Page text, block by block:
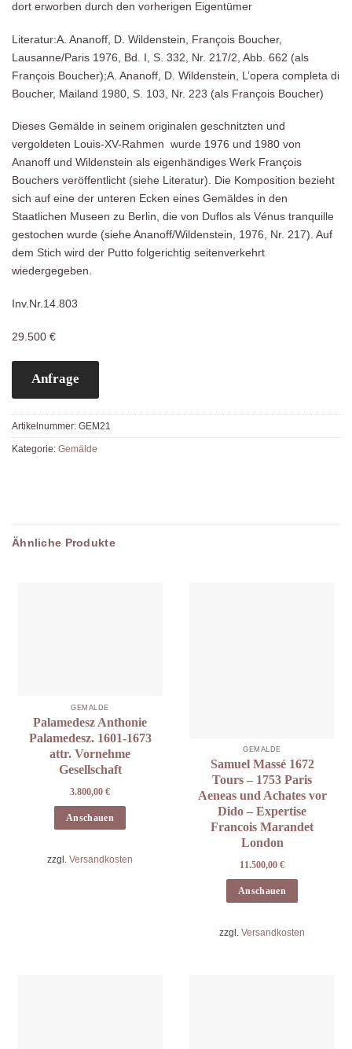
dort erworben durch den vorherigen Eigentümer
Literatur:A. Ananoff, D. Wildenstein, François Boucher,
Lausanne/Paris 1976, Bd. I, S. 332, Nr. 217/2, Abb. 662 (als
François Boucher);A. Ananoff, D. Wildenstein, L’opera completa di
Boucher, Mailand 1980, S. 103, Nr. 223 (als François Boucher)
Dieses Gemälde in seinem originalen geschnitzten und
vergoldeten Louis-XV-Rahmen wurde 1976 und 1980 von
Ananoff und Wildenstein als eigenhändiges Werk François
Bouchers veröffentlicht (siehe Literatur). Die Komposition bezieht
sich auf eine der unteren Ecken eines Gemäldes in den
Staatlichen Museen zu Berlin, die von Duflos als Vénus tranquille
gestochen wurde (siehe Ananoff/Wildenstein, 1976, Nr. 217). Auf
dem Stich wird der Putto folgerichtig seitenverkehrt
wiedergegeben.
Inv.Nr.14.803
29.500 €
Anfrage
Artikelnummer: GEM21
Kategorie: Gemälde
Ähnliche Produkte
GEMÄLDE
Palamedesz Anthonie
Palamedesz. 1601-1673
attr. Vornehme
Gesellschaft
3.800,00 €
Anschauen
zzgl. Versandkosten
GEMÄLDE
Samuel Massé 1672
Tours – 1753 Paris
Aeneas und Achates vor
Dido – Expertise
Francois Marandet
London
11.500,00 €
Anschauen
zzgl. Versandkosten